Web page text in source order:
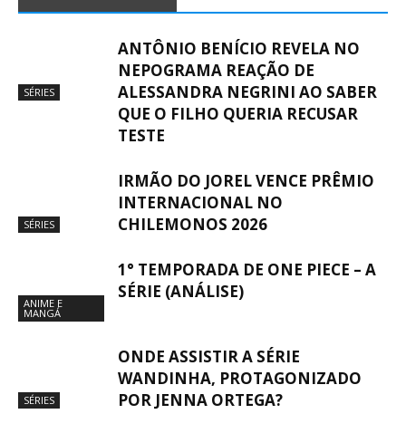
SÉRIES
ANTÔNIO BENÍCIO REVELA NO
NEPOGRAMA REAÇÃO DE
ALESSANDRA NEGRINI AO SABER
QUE O FILHO QUERIA RECUSAR
TESTE
SÉRIES
IRMÃO DO JOREL VENCE PRÊMIO
INTERNACIONAL NO
CHILEMONOS 2026
ANIME E
MANGÁ
1° TEMPORADA DE ONE PIECE – A
SÉRIE (ANÁLISE)
SÉRIES
ONDE ASSISTIR A SÉRIE
WANDINHA, PROTAGONIZADO
POR JENNA ORTEGA?